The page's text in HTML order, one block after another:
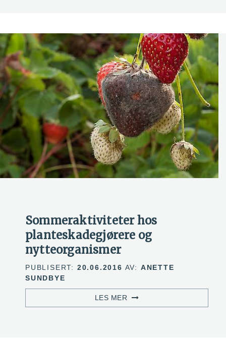
Sommeraktiviteter hos
planteskadegjørere og
nytteorganismer
PUBLISERT: 20.06.2016 AV: ANETTE
SUNDBYE
LES MER